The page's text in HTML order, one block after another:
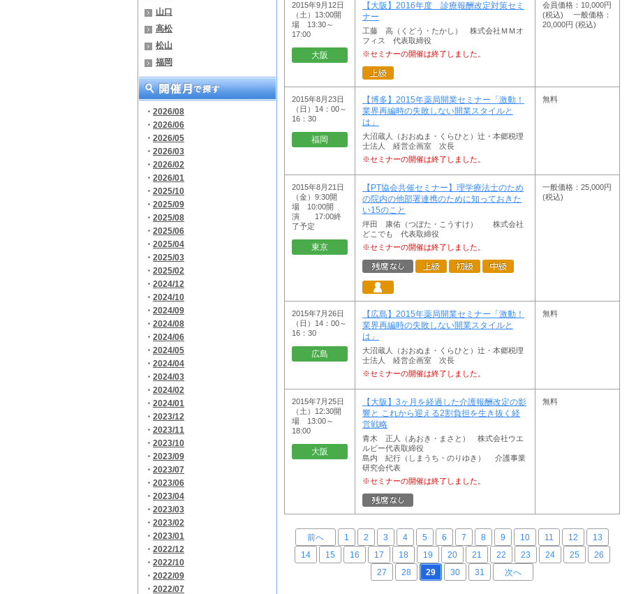
山口
高松
松山
福岡
・ 2026/08
・ 2026/06
・ 2026/05
・ 2026/03
・ 2026/02
・ 2026/01
・ 2025/10
・ 2025/09
・ 2025/08
・ 2025/06
・ 2025/04
・ 2025/03
・ 2025/02
・ 2024/12
・ 2024/10
・ 2024/09
・ 2024/08
・ 2024/06
・ 2024/05
・ 2024/04
・ 2024/03
・ 2024/02
・ 2024/01
・ 2023/12
・ 2023/11
・ 2023/10
・ 2023/09
・ 2023/07
・ 2023/06
・ 2023/04
・ 2023/03
・ 2023/02
・ 2023/01
・ 2022/12
・ 2022/10
・ 2022/09
・ 2022/07
2015年9月12日
（土）13:00開
場 13:30～
17:00
大阪
【大阪】2016年度 診療報酬改定対策セミ
ナー
工藤 高（くどう・たかし） 株式会社ＭＭオ
フィス 代表取締役
※セミナーの開催は終了しました。
会員価格：10,000円
(税込) 一般価格：
20,000円 (税込)
2015年8月23日
（日）14：00～
16：30
福岡
【博多】2015年薬局開業セミナー「激動！
業界再編時の失敗しない開業スタイルと
は」
大沼蔵人（おおぬま・くらひと）辻・本郷税理
士法人 経営企画室 次長
※セミナーの開催は終了しました。
無料
2015年8月21日
（金）9:30開
場 10:00開
演 17:00終
了予定
東京
【PT協会共催セミナー】理学療法士のため
の院内の他部署連携のために知っておきた
い15のこと
坪田 康佑（つぼた・こうすけ） 株式会社
どこでも 代表取締役
※セミナーの開催は終了しました。
一般価格：25,000円
(税込)
2015年7月26日
（日）14：00～
16：30
広島
【広島】2015年薬局開業セミナー「激動！
業界再編時の失敗しない開業スタイルと
は」
大沼蔵人（おおぬま・くらひと）辻・本郷税理
士法人 経営企画室 次長
※セミナーの開催は終了しました。
無料
2015年7月25日
（土）12:30開
場 13:00～
18:00
大阪
【大阪】3ヶ月を経過した介護報酬改定の影
響と これから迎える2割負担を生き抜く経
営戦略
青木 正人（あおき・まさと） 株式会社ウエ
ルビー代表取締役
島内 紀行（しまうち・のりゆき） 介護事業
研究会代表
※セミナーの開催は終了しました。
無料
前へ 1 2 3 4 5 6 7 8 9 10 11 12
13
14
15 16 17 18 19 20 21 22 23 24 25
26
27
28 29 30 31 次へ